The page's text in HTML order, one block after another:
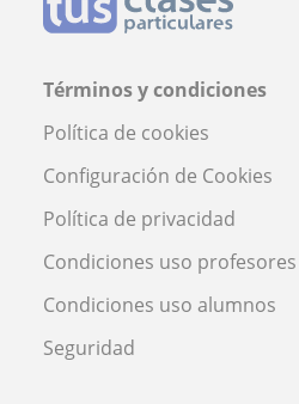
Términos y condiciones
Política de cookies
Configuración de Cookies
Política de privacidad
Condiciones uso profesores
Condiciones uso alumnos
Seguridad